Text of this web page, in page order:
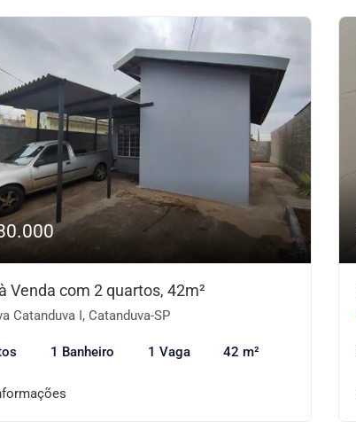
Venda com 2 quartos, 42m²
Catanduva I, Catanduva-SP
1 Banheiro 1 Vaga 42 m²